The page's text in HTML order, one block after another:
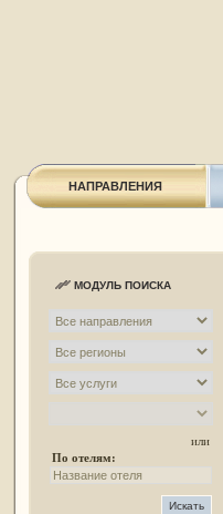
НАПРАВЛЕНИЯ
МОДУЛЬ ПОИСКА
или
По отелям: